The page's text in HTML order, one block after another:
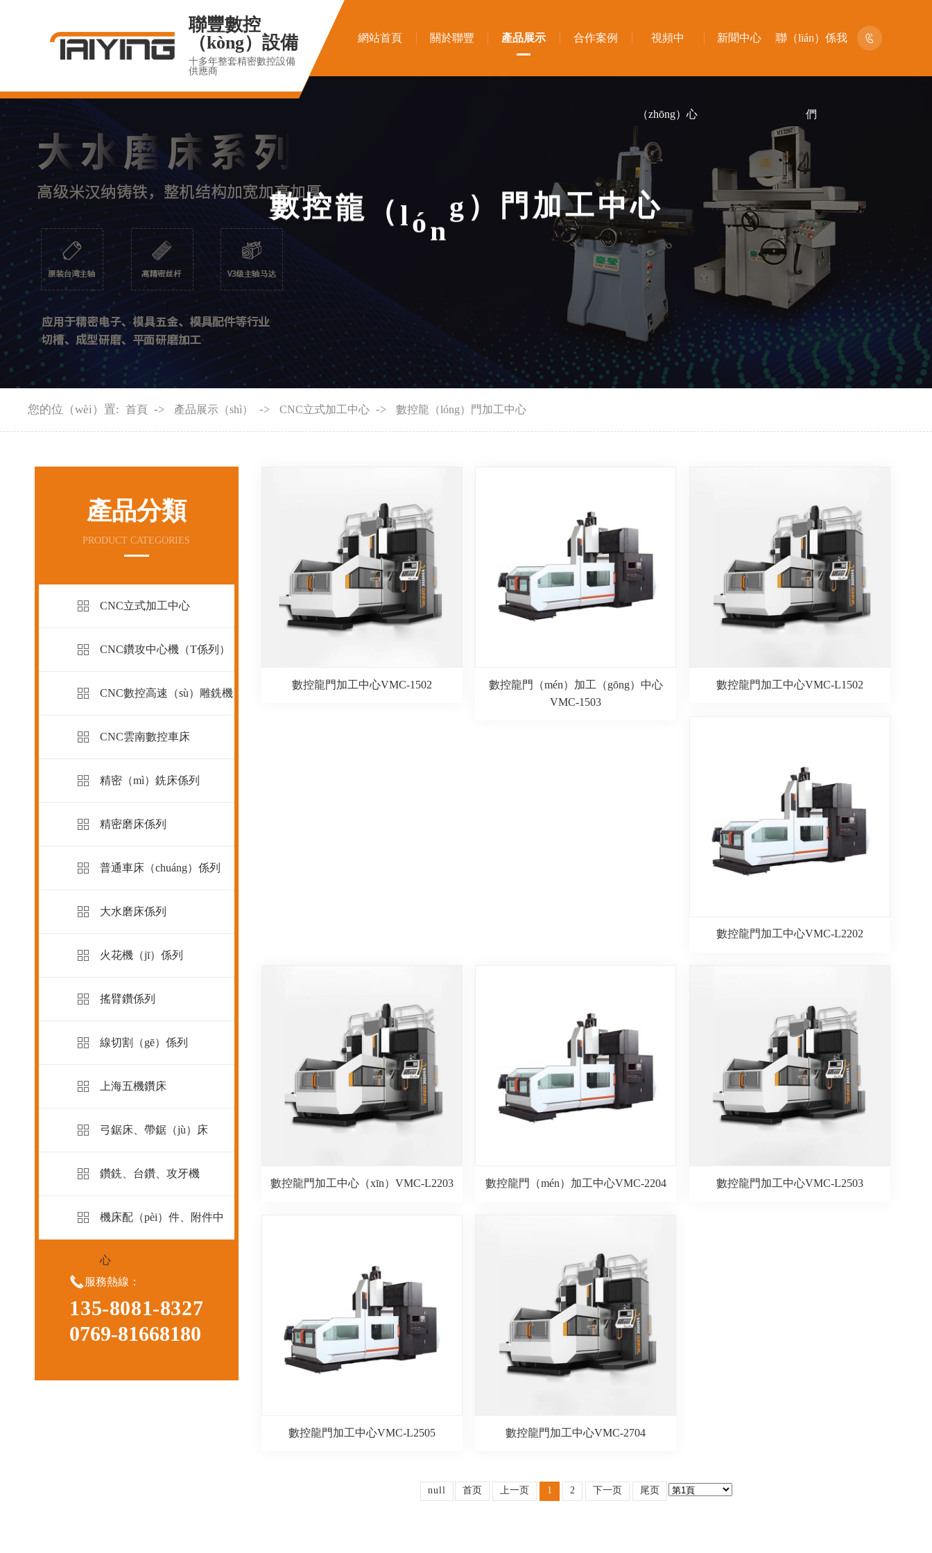
聯豐數控
（kòng）設備
十多年整套精密數控設備
供應商
網站首頁 關於聯豐 產品展示 合作案例 視頻中
（zhōng）心
新聞中心 聯（lián）係我
們

數控龍 （ l ó
g ） 門加工中心
您的位（wèi）置: 首頁 -> 產品展示（shì） -> CNC立式加工中心 -> 數控龍（lóng）門加工中心
產品分類
PRODUCT CATEGORIES
CNC立式加工中心
CNC鑽攻中心機（T係列）
CNC數控高速（sù）雕銑機
CNC雲南數控車床
精密（mì）銑床係列
精密磨床係列
普通車床（chuáng）係列
大水磨床係列
火花機（jī）係列
搖臂鑽係列
線切割（gē）係列
上海五機鑽床
弓鋸床、帶鋸（jù）床
鑽銑、台鑽、攻牙機
機床配（pèi）件、附件中
心
服務熱線：
135-8081-8327
0769-81668180
數控龍門加工中心VMC-1502
數控龍門（mén）加工（gōng）中心
VMC-1503
數控龍門加工中心VMC-L1502
數控龍門加工中心VMC-L2202
數控龍門加工中心（xīn）VMC-L2203 數控龍門（mén）加工中心VMC-2204 數控龍門加工中心VMC-L2503
數控龍門加工中心VMC-L2505 數控龍門加工中心VMC-2704
null 首页 上一页 1 2 下一页 尾页